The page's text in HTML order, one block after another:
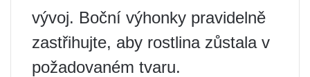
vývoj. Boční výhonky pravidelně
zastřihujte, aby rostlina zůstala v
požadovaném tvaru.